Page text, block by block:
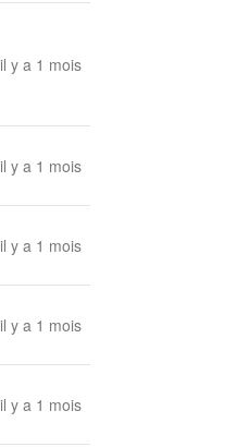
il y a 1 mois
il y a 1 mois
il y a 1 mois
il y a 1 mois
il y a 1 mois